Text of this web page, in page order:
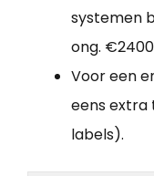
systemen
ong.
Voor een
eens extra
labels).